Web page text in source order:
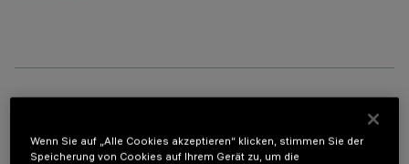
Wenn Sie auf „Alle Cookies akzeptieren“ klicken, stimmen Sie der
Speicherung von Cookies auf Ihrem Gerät zu, um die